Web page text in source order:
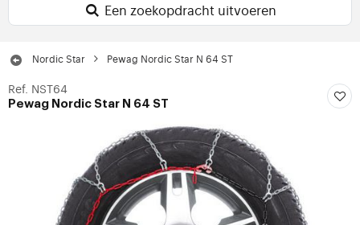
Een zoekopdracht uitvoeren
Nordic Star Pewag Nordic Star N 64 ST
Ref. NST64
Pewag Nordic Star N 64 ST